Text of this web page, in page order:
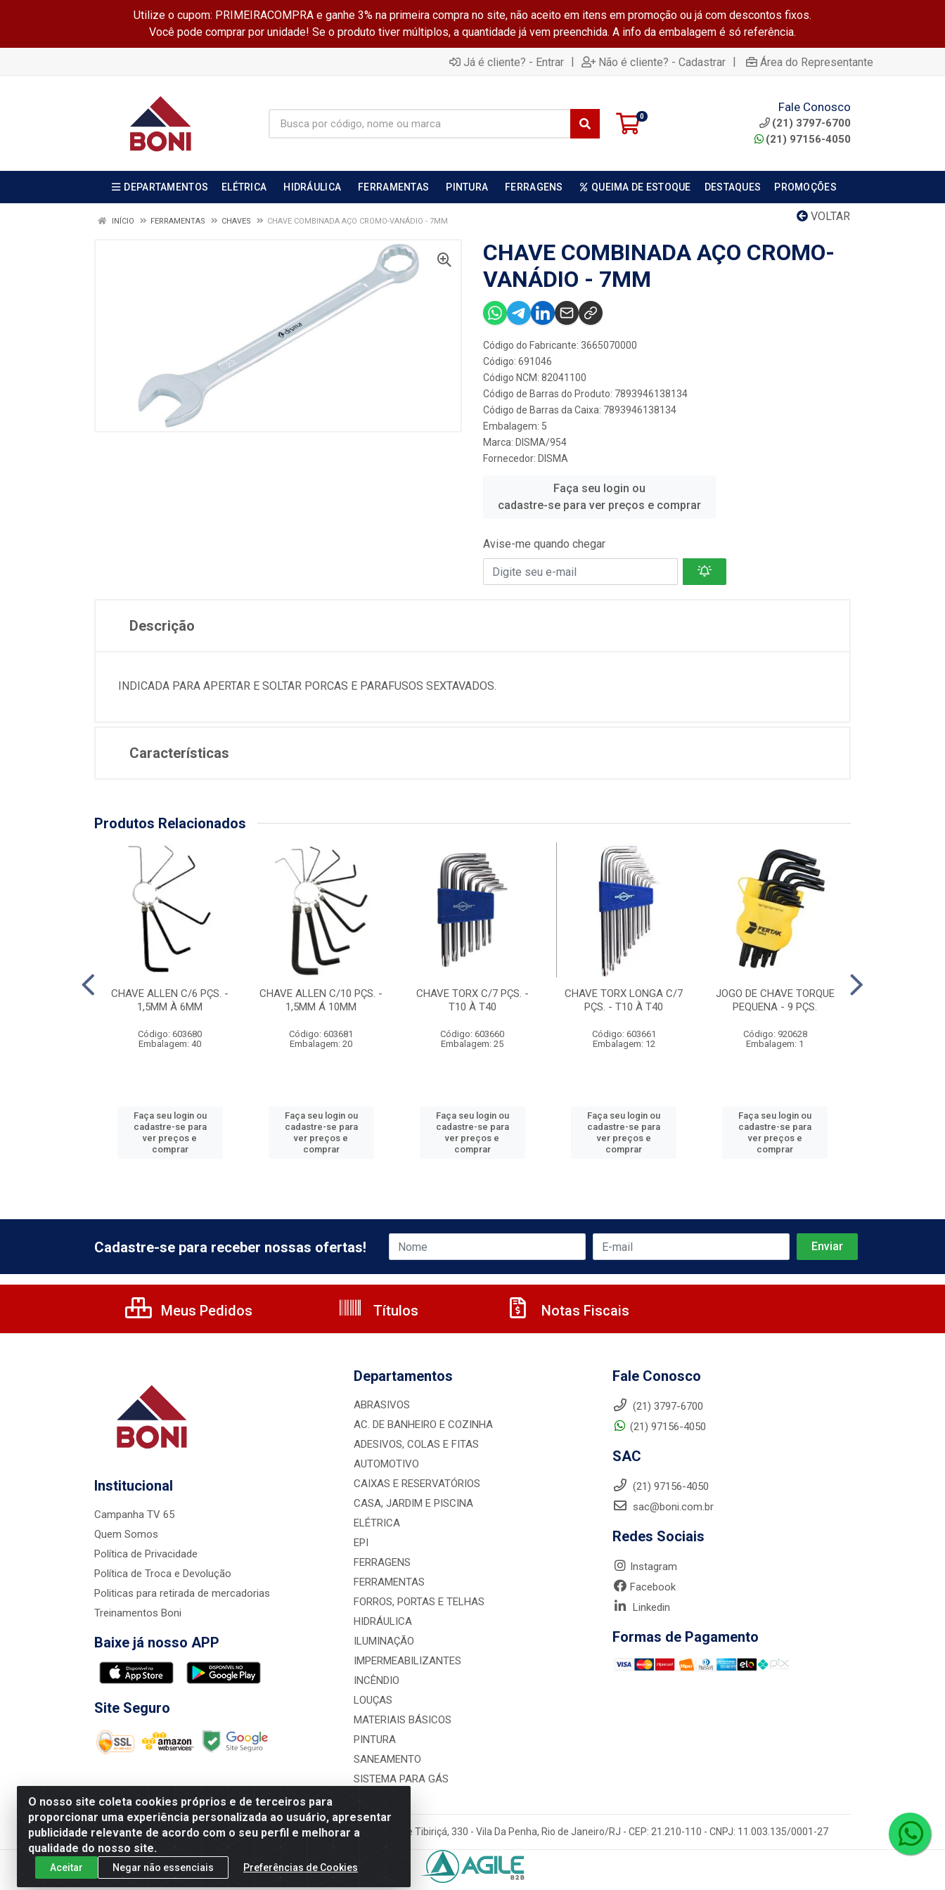
Utilize o cupom: PRIMEIRACOMPRA e ganhe 3% na primeira compra no site, não aceito em itens em promoção ou já com descontos fixos.
Você pode comprar por unidade! Se o produto tiver múltiplos, a quantidade já vem preenchida. A info da embalagem é só referência.
Já é cliente? - Entrar | Não é cliente? - Cadastrar | Área do Representante
0
Fale Conosco
(21) 3797-6700
(21) 97156-4050
DEPARTAMENTOS ELÉTRICA HIDRÁULICA FERRAMENTAS PINTURA FERRAGENS QUEIMA DE ESTOQUE DESTAQUES PROMOÇÕES
VOLTAR
INÍCIO FERRAMENTAS CHAVES CHAVE COMBINADA AÇO CROMO-VANÁDIO - 7MM
CHAVE COMBINADA AÇO CROMO-
VANÁDIO - 7MM
Código do Fabricante: 3665070000
Código: 691046
Código NCM: 82041100
Código de Barras do Produto: 7893946138134
Código de Barras da Caixa: 7893946138134
Embalagem: 5
Marca: DISMA/954
Fornecedor: DISMA
Faça seu login ou
cadastre-se para ver preços e comprar
Avise-me quando chegar
Descrição
INDICADA PARA APERTAR E SOLTAR PORCAS E PARAFUSOS SEXTAVADOS.
Características
Produtos Relacionados
CHAVE ALLEN C/6 PÇS. -
1,5MM À 6MM
Código: 603680
Embalagem: 40
Faça seu login ou
cadastre-se para
ver preços e
comprar
CHAVE ALLEN C/10 PÇS. -
1,5MM Á 10MM
Código: 603681
Embalagem: 20
Faça seu login ou
cadastre-se para
ver preços e
comprar
CHAVE TORX C/7 PÇS. -
T10 À T40
Código: 603660
Embalagem: 25
Faça seu login ou
cadastre-se para
ver preços e
comprar
CHAVE TORX LONGA C/7
PÇS. - T10 À T40
Código: 603661
Embalagem: 12
Faça seu login ou
cadastre-se para
ver preços e
comprar
JOGO DE CHAVE TORQUE
PEQUENA - 9 PÇS.
Código: 920628
Embalagem: 1
Faça seu login ou
cadastre-se para
ver preços e
comprar
O nosso site coleta cookies próprios e de terceiros para
proporcionar uma experiência personalizada ao usuário, apresentar
publicidade relevante de acordo com o seu perfil e melhorar a
qualidade do nosso site.
Aceitar Negar não essenciais Preferências de Cookies
Cadastre-se para receber nossas ofertas!
Meus Pedidos Títulos Notas Fiscais
Institucional
Campanha TV 65
Quem Somos
Política de Privacidade
Política de Troca e Devolução
Politicas para retirada de mercadorias
Treinamentos Boni
Baixe já nosso APP
Site Seguro
Departamentos
ABRASIVOS
AC. DE BANHEIRO E COZINHA
ADESIVOS, COLAS E FITAS
AUTOMOTIVO
CAIXAS E RESERVATÓRIOS
CASA, JARDIM E PISCINA
ELÉTRICA
EPI
FERRAGENS
FERRAMENTAS
FORROS, PORTAS E TELHAS
HIDRÁULICA
ILUMINAÇÃO
IMPERMEABILIZANTES
INCÊNDIO
LOUÇAS
MATERIAIS BÁSICOS
PINTURA
SANEAMENTO
SISTEMA PARA GÁS
Fale Conosco
(21) 3797-6700
(21) 97156-4050
SAC
(21) 97156-4050
sac@boni.com.br
Redes Sociais
Instagram
Facebook
Linkedin
Formas de Pagamento
Nova Boni Distribuidora de Material de Construção LTDA - Rua Alice Tibiriçá, 330 - Vila Da Penha, Rio de Janeiro/RJ - CEP: 21.210-110 - CNPJ: 11.003.135/0001-27